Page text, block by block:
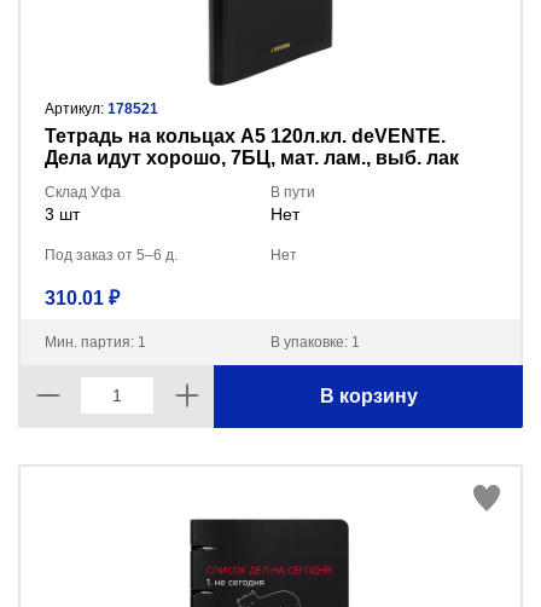
Артикул: 178521
Тетрадь на кольцах А5 120л.кл. deVENTE.
Дела идут хорошо, 7БЦ, мат. лам., выб. лак
Склад Уфа
3 шт
В пути
Нет
Под заказ от 5–6 д. Нет
310.01 ₽
Мин. партия: 1 В упаковке: 1
В корзину